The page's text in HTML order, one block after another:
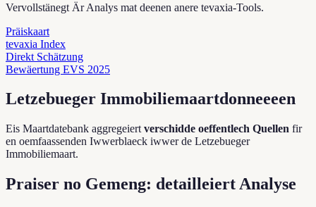
Vervollstänegt Är Analys mat deenen anere tevaxia-Tools.
Präiskaart
tevaxia Index
Direkt Schätzung
Bewäertung EVS 2025
Letzebueger Immobiliemaartdonneeeen
Eis Maartdatebank aggregeiert verschidde oeffentlech Quellen fir
en oemfaassenden Iwwerblaeck iwwer de Letzebueger
Immobiliemaart.
Praiser no Gemeng: detailleiert Analyse